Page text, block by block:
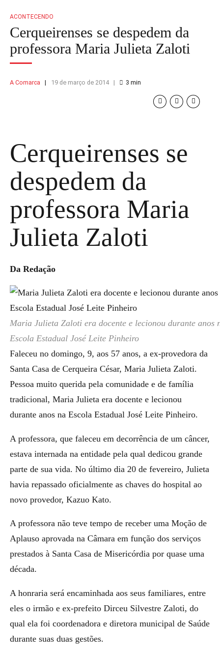
ACONTECENDO
Cerqueirenses se despedem da
professora Maria Julieta Zaloti
A Comarca 19 de março de 2014 3 min
Cerqueirenses se
despedem da
professora Maria
Julieta Zaloti
Da Redação
Maria Julieta Zaloti era docente e lecionou durante anos
Escola Estadual José Leite Pinheiro
Faleceu no domingo, 9, aos 57 anos, a ex-provedora da
Santa Casa de Cerqueira César, Maria Julieta Zaloti.
Pessoa muito querida pela comunidade e de família
tradicional, Maria Julieta era docente e lecionou
durante anos na Escola Estadual José Leite Pinheiro.
A professora, que faleceu em decorrência de um câncer,
estava internada na entidade pela qual dedicou grande
parte de sua vida. No último dia 20 de fevereiro, Julieta
havia repassado oficialmente as chaves do hospital ao
novo provedor, Kazuo Kato.
A professora não teve tempo de receber uma Moção de
Aplauso aprovada na Câmara em função dos serviços
prestados à Santa Casa de Misericórdia por quase uma
década.
A honraria será encaminhada aos seus familiares, entre
eles o irmão e ex-prefeito Dirceu Silvestre Zaloti, do
qual ela foi coordenadora e diretora municipal de Saúde
durante suas duas gestões.